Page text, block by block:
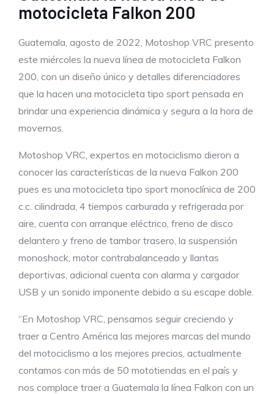
motocicleta Falkon 200
Guatemala, agosto de 2022, Motoshop VRC presento
este miércoles la nueva línea de motocicleta Falkon
200, con un diseño único y detalles diferenciadores
que la hacen una motocicleta tipo sport pensada en
brindar una experiencia dinámica y segura a la hora de
movernos.
Motoshop VRC, expertos en motociclismo dieron a
conocer las características de la nueva Falkon 200
pues es una motocicleta tipo sport monoclínica de 200
c.c. cilindrada, 4 tiempos carburada y refrigerada por
aire, cuenta con arranque eléctrico, freno de disco
delantero y freno de tambor trasero, la suspensión
monoshock, motor contrabalanceado y llantas
deportivas, adicional cuenta con alarma y cargador
USB y un sonido imponente debido a su escape doble.
“En Motoshop VRC, pensamos seguir creciendo y
traer a Centro América las mejores marcas del mundo
del motociclismo a los mejores precios, actualmente
contamos con más de 50 mototiendas en el país y
nos complace traer a Guatemala la línea Falkon con un